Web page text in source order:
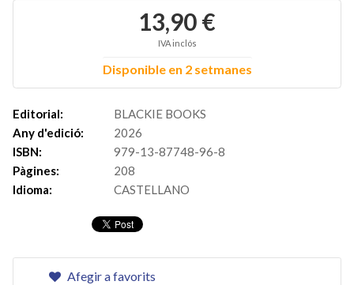
13,90 €
IVA inclós
Disponible en 2 setmanes
Editorial:
BLACKIE BOOKS
Any d'edició:
2026
ISBN:
979-13-87748-96-8
Pàgines:
208
Idioma:
CASTELLANO
Afegir a favorits